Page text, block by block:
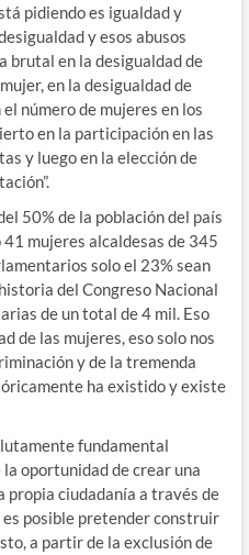
pidiendo es igualdad y
y esos abusos
brutal en la desigualdad de
en la desigualdad de
número de mujeres en los
en la participación en las
y luego en la elección de
50% de la población del país
mujeres alcaldesas de 345
solo el 23% sean
del Congreso Nacional
de un total de 4 mil. Eso
de las mujeres, eso solo nos
y de la tremenda
ha existido y existe
fundamental
oportunidad de crear una
propia ciudadanía a través de
posible pretender construir
a partir de la exclusión de